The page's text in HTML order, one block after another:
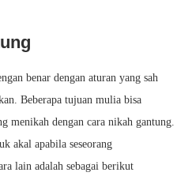
benar dengan aturan yang sah
Beberapa tujuan mulia bisa
menikah dengan cara nikah gantung.
akal apabila seseorang
lain adalah sebagai berikut